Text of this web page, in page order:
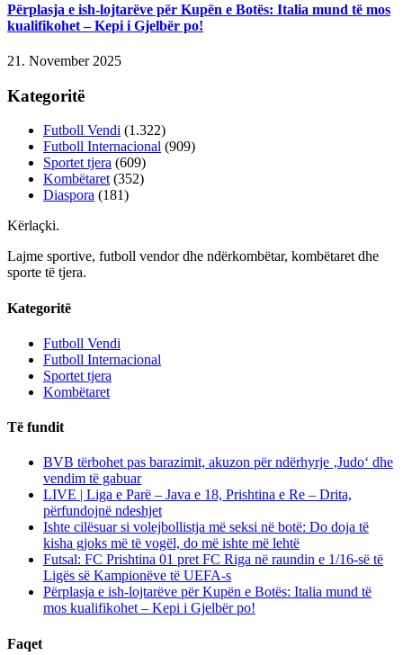
Përplasja e ish-lojtarëve për Kupën e Botës: Italia mund të mos
kualifikohet – Kepi i Gjelbër po!
21. November 2025
Kategoritë
Futboll Vendi (1.322)
Futboll Internacional (909)
Sportet tjera (609)
Kombëtaret (352)
Diaspora (181)
Kërlaçki.
Lajme sportive, futboll vendor dhe ndërkombëtar, kombëtaret dhe
sporte të tjera.
Kategoritë
Futboll Vendi
Futboll Internacional
Sportet tjera
Kombëtaret
Të fundit
BVB tërbohet pas barazimit, akuzon për ndërhyrje ‚Judo‘ dhe
vendim të gabuar
LIVE | Liga e Parë – Java e 18, Prishtina e Re – Drita,
përfundojnë ndeshjet
Ishte cilësuar si volejbollistja më seksi në botë: Do doja të
kisha gjoks më të vogël, do më ishte më lehtë
Futsal: FC Prishtina 01 pret FC Riga në raundin e 1/16-së të
Ligës së Kampionëve të UEFA-s
Përplasja e ish-lojtarëve për Kupën e Botës: Italia mund të
mos kualifikohet – Kepi i Gjelbër po!
Faqet